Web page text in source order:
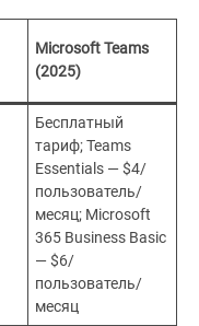
Microsoft Teams
(2025)
Бесплатный
тариф; Teams
Essentials — $4/
пользователь/
месяц; Microsoft
365 Business Basic
— $6/
пользователь/
месяц